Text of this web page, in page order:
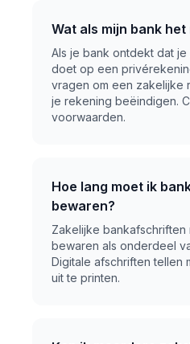
Wat als mijn bank
Als je bank ontdekt dat
doet op een
vragen om een zakelijke
je rekening beëindigen.
voorwaarden.
Hoe lang moet ik
bewaren?
Zakelijke bankafschriften
bewaren als onderdeel
Digitale afschriften tellen
uit te printen.